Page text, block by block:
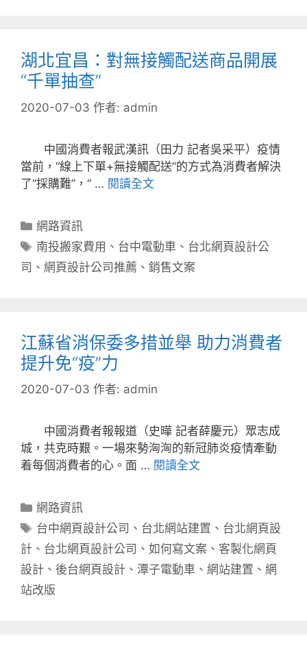
湖北宜昌：對無接觸配送商品開展
“千單抽查”
2020-07-03 作者: admin
中國消費者報武漢訊（田力 記者吳采平）疫情
當前，“線上下單+無接觸配送”的方式為消費者解決
了“採購難”，“ … 閱讀全文
分
類
網路資訊
標
籤
南投搬家費用 、 台中電動車 、 台北網頁設計公
司 、 網頁設計公司推薦 、 銷售文案
江蘇省消保委多措並舉 助力消費者
提升免“疫”力
2020-07-03 作者: admin
中國消費者報報道（史曄 記者薛慶元）眾志成
城，共克時艱。一場來勢洶洶的新冠肺炎疫情牽動
着每個消費者的心。面 … 閱讀全文
分
類
網路資訊
標
籤
台中網頁設計公司 、 台北網站建置 、 台北網頁設
計 、 台北網頁設計公司 、 如何寫文案 、 客製化網頁
設計 、 後台網頁設計 、 潭子電動車 、 網站建置 、 網
站改版